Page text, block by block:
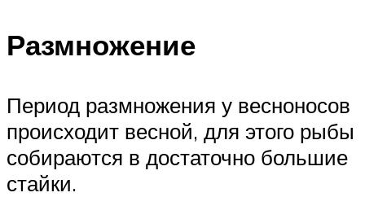
Размножение
Период размножения у весноносов
происходит весной, для этого рыбы
собираются в достаточно большие
стайки.